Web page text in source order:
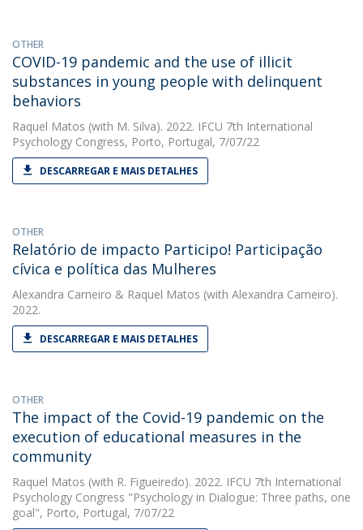
OTHER
COVID-19 pandemic and the use of illicit
substances in young people with delinquent
behaviors
Raquel Matos (with M. Silva). 2022. IFCU 7th International
Psychology Congress, Porto, Portugal, 7/07/22
DESCARREGAR E MAIS DETALHES
OTHER
Relatório de impacto Participo! Participação
cívica e política das Mulheres
Alexandra Carneiro & Raquel Matos (with Alexandra Carneiro).
2022.
DESCARREGAR E MAIS DETALHES
OTHER
The impact of the Covid-19 pandemic on the
execution of educational measures in the
community
Raquel Matos (with R. Figueiredo). 2022. IFCU 7th International
Psychology Congress "Psychology in Dialogue: Three paths, one
goal", Porto, Portugal, 7/07/22